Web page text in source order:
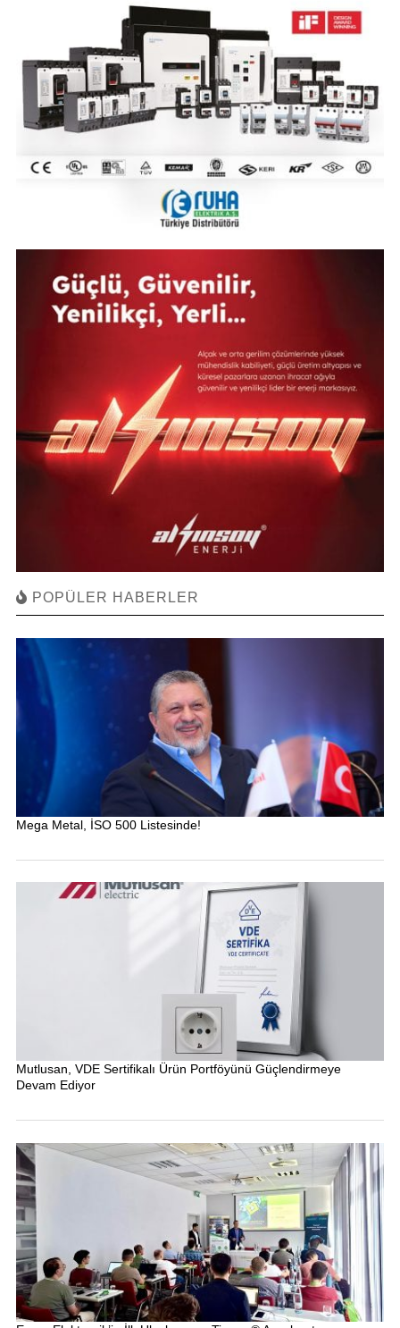
POPÜLER HABERLER
Mega Metal, İSO 500 Listesinde!
Mutlusan, VDE Sertifikalı Ürün Portföyünü Güçlendirmeye
Devam Ediyor